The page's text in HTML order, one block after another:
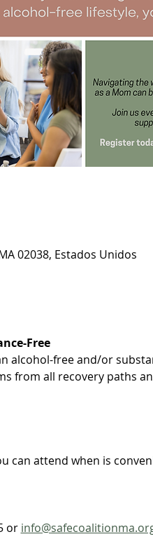
02038, Estados Unidos
Free
alcohol-free and/or
from all recovery paths
can attend when is
or